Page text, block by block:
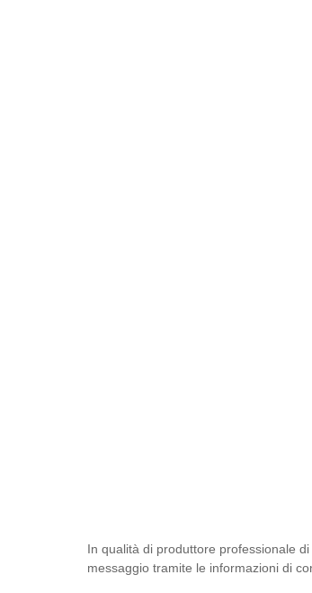
In qualità di produttore professionale
messaggio tramite le informazioni di